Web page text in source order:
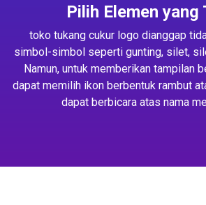
Pilih Elemen yang
toko tukang cukur logo dianggap
simbol-simbol seperti gunting, silet,
Namun, untuk memberikan tampilan
dapat memilih ikon berbentuk rambut
dapat berbicara atas nama